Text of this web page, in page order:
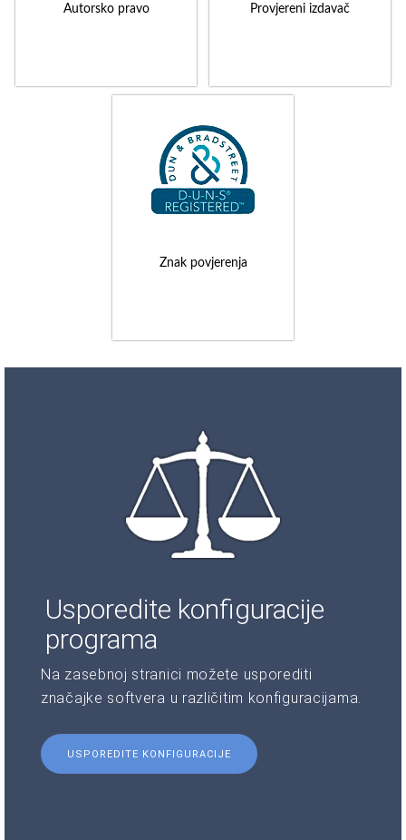
Autorsko pravo Provjereni izdavač
Znak povjerenja
Usporedite konfiguracije
programa
Na zasebnoj stranici možete usporediti
značajke softvera u različitim konfiguracijama.
USPOREDITE KONFIGURACIJE